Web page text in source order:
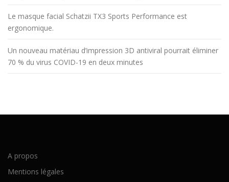
Le masque facial Schatzii TX3 Sports Performance est
ergonomique.
Un nouveau matériau d’impression 3D antiviral pourrait éliminer
70 % du virus COVID-19 en deux minutes
A propos
Mentions légales